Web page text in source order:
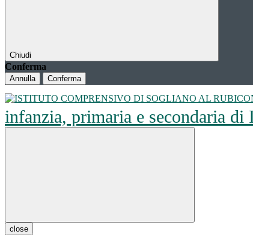
Chiudi
Conferma
Annulla Conferma
infanzia, primaria e secondaria di
close